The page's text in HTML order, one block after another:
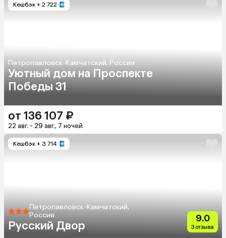
Кешбэк + 2 722
Петропавловск-Камчатский, Россия
Уютный дом на Проспекте
Победы 31
от 136 107 ₽
22 авг. - 29 авг., 7 ночей
Кешбэк + 3 714
Петропавловск-Камчатский,
Россия
Русский Двор
9.0
3 отзыва